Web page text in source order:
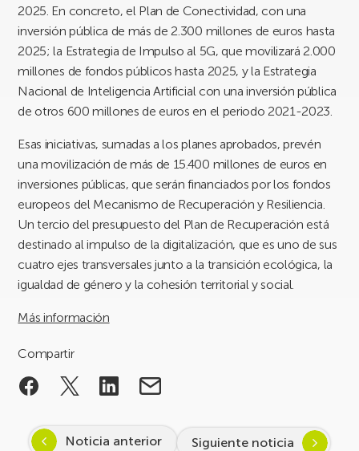
2025. En concreto, el Plan de Conectividad, con una
inversión pública de más de 2.300 millones de euros hasta
2025; la Estrategia de Impulso al 5G, que movilizará 2.000
millones de fondos públicos hasta 2025, y la Estrategia
Nacional de Inteligencia Artificial con una inversión pública
de otros 600 millones de euros en el periodo 2021-2023.
Esas iniciativas, sumadas a los planes aprobados, prevén
una movilización de más de 15.400 millones de euros en
inversiones públicas, que serán financiados por los fondos
europeos del Mecanismo de Recuperación y Resiliencia.
Un tercio del presupuesto del Plan de Recuperación está
destinado al impulso de la digitalización, que es uno de sus
cuatro ejes transversales junto a la transición ecológica, la
igualdad de género y la cohesión territorial y social.
Más información
Compartir
Noticia anterior Siguiente noticia